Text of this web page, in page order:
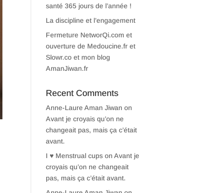
santé 365 jours de l’année !
La discipline et l’engagement
Fermeture NetworQi.com et
ouverture de Medoucine.fr et
Slowr.co et mon blog
AmanJiwan.fr
Recent Comments
Anne-Laure Aman Jiwan on
Avant je croyais qu’on ne
changeait pas, mais ça c’était
avant.
I ♥ Menstrual cups onAvant je
croyais qu’on ne changeait
pas, mais ça c’était avant.